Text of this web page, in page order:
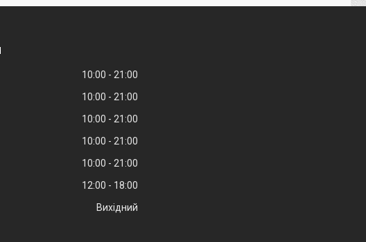
10:00
21:00
10:00
21:00
10:00
21:00
10:00
21:00
10:00
21:00
12:00
18:00
Вихідний